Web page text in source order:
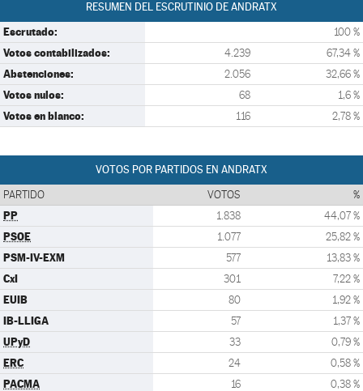
RESUMEN DEL ESCRUTINIO DE ANDRATX
Escrutado: 100 %
Votos contabilizados: 4.239 67,34 %
Abstenciones: 2.056 32,66 %
Votos nulos: 68 1,6 %
Votos en blanco: 116 2,78 %
VOTOS POR PARTIDOS EN ANDRATX
PARTIDO VOTOS %
PP 1.838 44,07 %
PSOE 1.077 25,82 %
PSM-IV-EXM 577 13,83 %
CxI 301 7,22 %
EUIB 80 1,92 %
IB-LLIGA 57 1,37 %
UPyD 33 0,79 %
ERC 24 0,58 %
PACMA 16 0,38 %